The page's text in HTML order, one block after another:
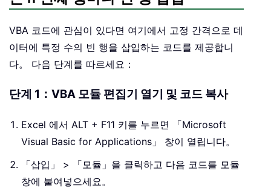
VBA 코드에 관심이 있다면 여기에서 고정 간격으로 데
이터에 특정 수의 빈 행을 삽입하는 코드를 제공합니
다。 다음 단계를 따르세요：
단계 1：VBA 모듈 편집기 열기 및 코드 복사
Excel 에서 ALT + F11 키를 누르면 「Microsoft
Visual Basic for Applications」 창이 열립니다。
「삽입」 > 「모듈」을 클릭하고 다음 코드를 모듈
창에 붙여넣으세요。